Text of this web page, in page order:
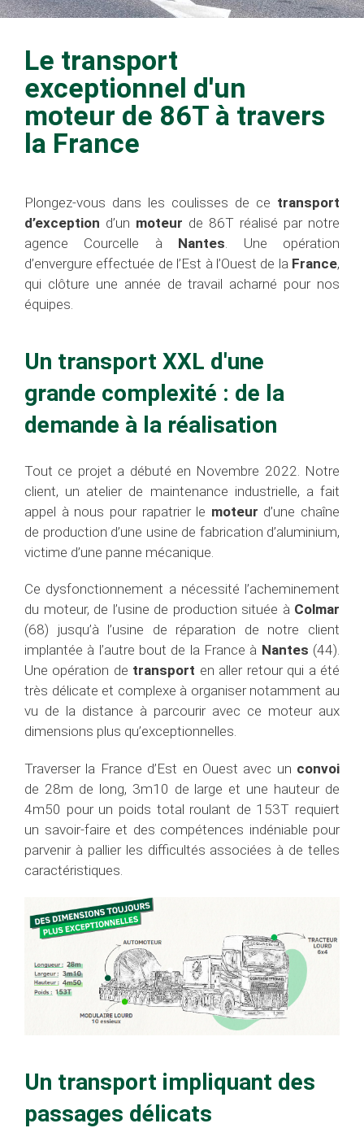
Le transport
exceptionnel d'un
moteur de 86T à travers
la France
Plongez-vous dans les coulisses de ce transport
d’exception d’un moteur de 86T réalisé par notre
agence Courcelle à Nantes . Une opération
d’envergure effectuée de l’Est à l’Ouest de la France,
qui clôture une année de travail acharné pour nos
équipes.
Un transport XXL d'une
grande complexité : de la
demande à la réalisation
Tout ce projet a débuté en Novembre 2022. Notre
client, un atelier de maintenance industrielle, a fait
appel à nous pour rapatrier le moteur d’une chaîne
de production d’une usine de fabrication d’aluminium,
victime d’une panne mécanique.
Ce dysfonctionnement a nécessité l’acheminement
du moteur, de l’usine de production située à Colmar
(68) jusqu’à l’usine de réparation de notre client
implantée à l’autre bout de la France à Nantes (44).
Une opération de transport en aller retour qui a été
très délicate et complexe à organiser notamment au
vu de la distance à parcourir avec ce moteur aux
dimensions plus qu’exceptionnelles.
Traverser la France d’Est en Ouest avec un convoi
de 28m de long, 3m10 de large et une hauteur de
4m50 pour un poids total roulant de 153T requiert
un savoir-faire et des compétences indéniable pour
parvenir à pallier les difficultés associées à de telles
caractéristiques.
Un transport impliquant des
passages délicats